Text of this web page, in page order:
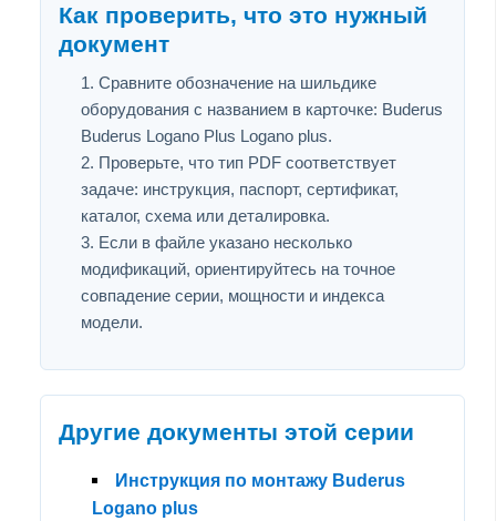
Как проверить, что это нужный
документ
Сравните обозначение на шильдике
оборудования с названием в карточке: Buderus
Buderus Logano Plus Logano plus.
Проверьте, что тип PDF соответствует
задаче: инструкция, паспорт, сертификат,
каталог, схема или деталировка.
Если в файле указано несколько
модификаций, ориентируйтесь на точное
совпадение серии, мощности и индекса
модели.
Другие документы этой серии
Инструкция по монтажу Buderus
Logano plus